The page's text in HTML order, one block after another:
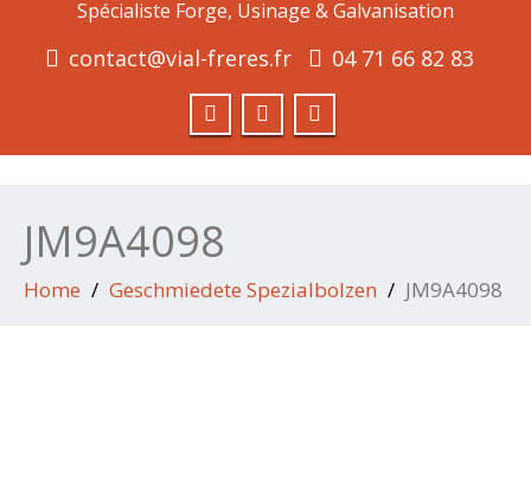
Spécialiste Forge, Usinage & Galvanisation
contact@vial-freres.fr 04 71 66 82 83
JM9A4098
Home Geschmiedete Spezialbolzen JM9A4098